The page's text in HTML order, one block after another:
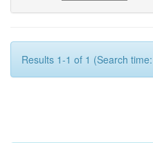
Results 1-1 of 1 (Search